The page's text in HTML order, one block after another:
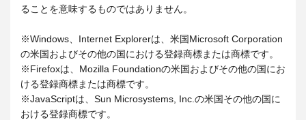
ることを意味するものではありません。
※Windows、Internet Explorerは、米国Microsoft Corporation
の米国およびその他の国における登録商標または商標です。
※Firefoxは、Mozilla Foundationの米国およびその他の国にお
ける登録商標または商標です。
※JavaScriptは、Sun Microsystems, Inc.の米国その他の国に
おける登録商標です。